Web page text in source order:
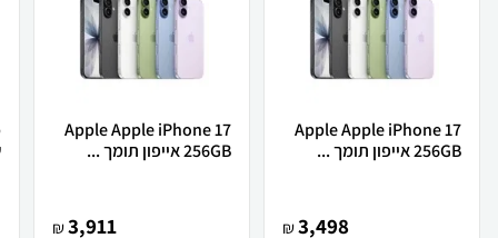
Apple Apple iPhone 17
256GB אייפון תומך ...
3,498
₪
Apple Apple iPhone 17
256GB אייפון תומך ...
3,911
₪